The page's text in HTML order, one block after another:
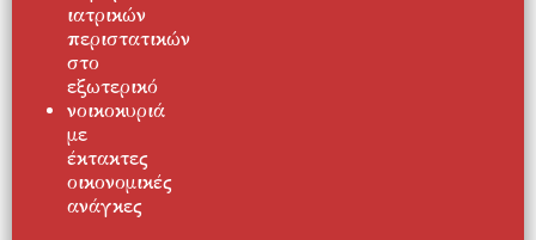
ιατρικών
περιστατικών
στο
εξωτερικό
νοικοκυριά
με
έκτακτες
οικονομικές
ανάγκες